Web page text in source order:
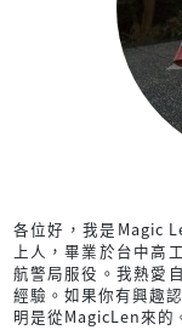
各位好，我是Magic
上人，畢業於台中高
航警局服役。我熱愛
經驗。如果你有興趣
明是從MagicLen來的